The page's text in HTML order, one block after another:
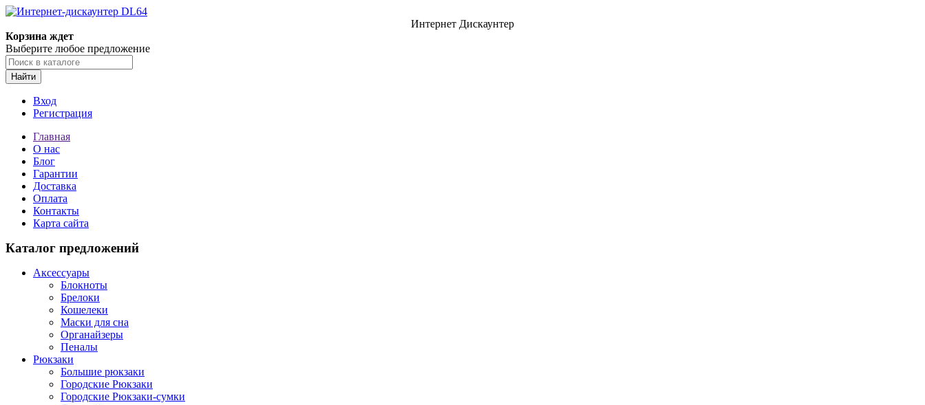
Интернет Дискаунтер
Корзина ждет
Выберите любое предложение
Найти
Вход
Регистрация
Главная
О нас
Блог
Гарантии
Доставка
Оплата
Контакты
Карта сайта
Каталог предложений
Аксессуары
Блокноты
Брелоки
Кошелеки
Маски для сна
Органайзеры
Пеналы
Рюкзаки
Большие рюкзаки
Городские Рюкзаки
Городские Рюкзаки-сумки